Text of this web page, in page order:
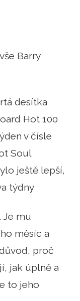
Barry
desítka
Hot 100
v čísle
Soul
ještě lepší,
týdny
Je mu
měsíc a
proč
jak úplně a
to jeho